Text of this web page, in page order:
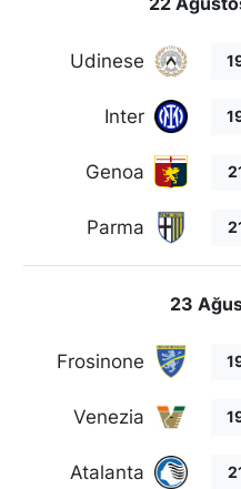
Udinese
Inter
Genoa
Parma
23
Frosinone
Venezia
Atalanta